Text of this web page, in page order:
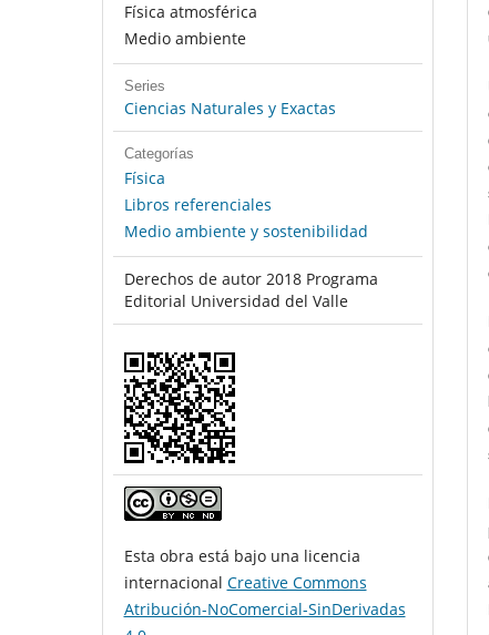
Física atmosférica
Medio ambiente
Series
Ciencias Naturales y Exactas
Categorías
Física
Libros referenciales
Medio ambiente y sostenibilidad
Derechos de autor 2018 Programa
Editorial Universidad del Valle
Esta obra está bajo una licencia
internacional Creative Commons
Atribución-NoComercial-SinDerivadas